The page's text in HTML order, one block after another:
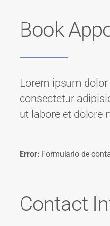
Book
Lorem ipsum
consectetur
ut labore et dolore
Error: Formulario de
Contact